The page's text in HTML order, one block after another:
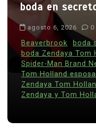
boda en
agosto 6, 2026 0
Beaverbrook
boda
boda Zendaya Tom
Spider-Man Brand
Tom Holland esposa
Zendaya Tom
Zendaya y Tom